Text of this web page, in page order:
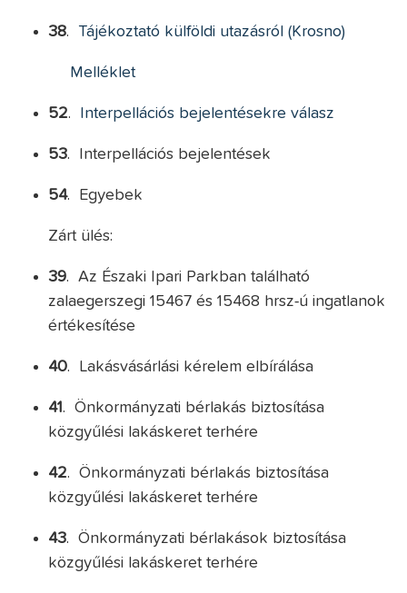
38. Tájékoztató külföldi utazásról (Krosno)
Melléklet
52. Interpellációs bejelentésekre válasz
53. Interpellációs bejelentések
54. Egyebek
Zárt ülés:
39. Az Északi Ipari Parkban található
zalaegerszegi 15467 és 15468 hrsz-ú ingatlanok
értékesítése
40. Lakásvásárlási kérelem elbírálása
41. Önkormányzati bérlakás biztosítása
közgyűlési lakáskeret terhére
42. Önkormányzati bérlakás biztosítása
közgyűlési lakáskeret terhére
43. Önkormányzati bérlakások biztosítása
közgyűlési lakáskeret terhére